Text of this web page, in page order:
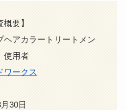
要】
ヘアカラートリートメン
使用者
ワークス
30日